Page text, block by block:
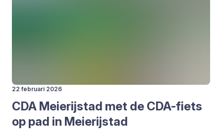
22 februari 2026
CDA Mei­e­rij­stad met de CDA-fiets
op pad in Mei­e­rij­stad